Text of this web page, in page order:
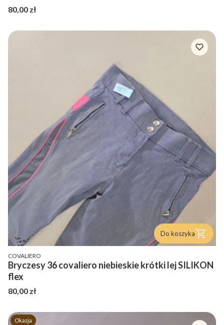
Cena
80,00 zł
Do koszyka
PRODUCENT
COVALIERO
Bryczesy 36 covaliero niebieskie krótki lej SILIKON
flex
Cena
80,00 zł
Okazja